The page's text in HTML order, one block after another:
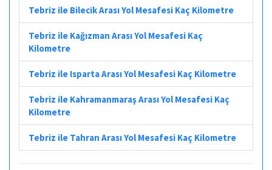
Tebriz ile Bilecik Arası Yol Mesafesi Kaç Kilometre
Tebriz ile Kağızman Arası Yol Mesafesi Kaç
Kilometre
Tebriz ile Isparta Arası Yol Mesafesi Kaç Kilometre
Tebriz ile Kahramanmaraş Arası Yol Mesafesi Kaç
Kilometre
Tebriz ile Tahran Arası Yol Mesafesi Kaç Kilometre